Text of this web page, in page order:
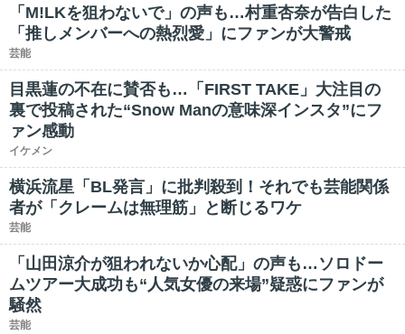
「M!LKを狙わないで」の声も…村重杏奈が告白した
「推しメンバーへの熱烈愛」にファンが大警戒
芸能
目黒蓮の不在に賛否も…「FIRST TAKE」大注目の
裏で投稿された“Snow Manの意味深インスタ”にフ
ァン感動
イケメン
横浜流星「BL発言」に批判殺到！それでも芸能関係
者が「クレームは無理筋」と断じるワケ
芸能
「山田涼介が狙われないか心配」の声も…ソロドー
ムツアー大成功も“人気女優の来場”疑惑にファンが
騒然
芸能